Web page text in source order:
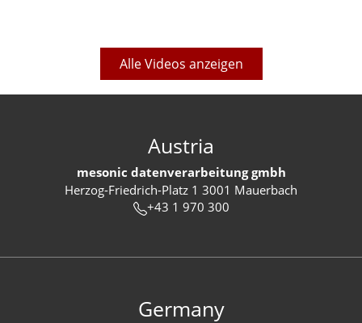
Alle Videos anzeigen
Austria
mesonic datenverarbeitung gmbh
Herzog-Friedrich-Platz 1 3001 Mauerbach
+43 1 970 300
Germany